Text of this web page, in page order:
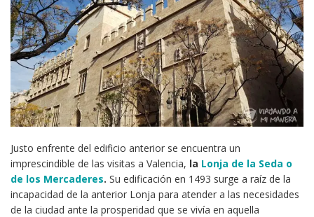
Justo enfrente del edificio anterior se encuentra un
imprescindible de las visitas a Valencia, la Lonja de la Seda o
de los Mercaderes. Su edificación en 1493 surge a raíz de la
incapacidad de la anterior Lonja para atender a las necesidades
de la ciudad ante la prosperidad que se vivía en aquella